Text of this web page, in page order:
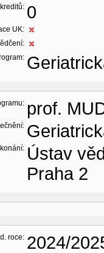
0
UK:
prof.
Ústav
Praha 2
roce: 2024/